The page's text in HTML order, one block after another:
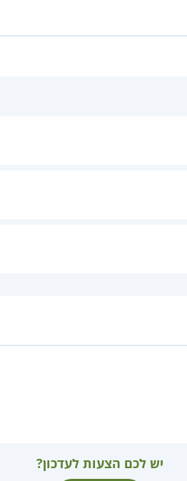
יש לכם הצעות לעדכון?